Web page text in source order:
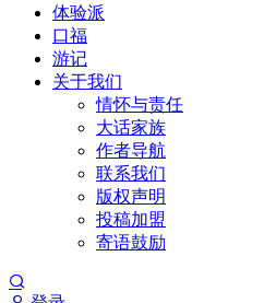
体验派
口福
游记
关于我们
情怀与责任
大话家族
作者导航
联系我们
版权声明
投稿加盟
寄语鼓励